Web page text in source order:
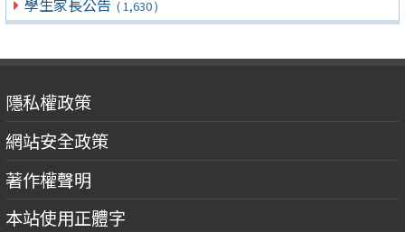
( 1,630 )
隱私權政策
網站安全政策
著作權聲明
本站使用正體字